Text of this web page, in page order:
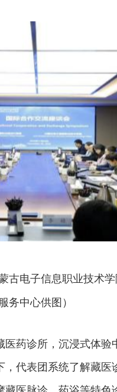
古电子信息职业技术
务中心供图）
药诊所，沉浸式体验
代表团系统了解藏医